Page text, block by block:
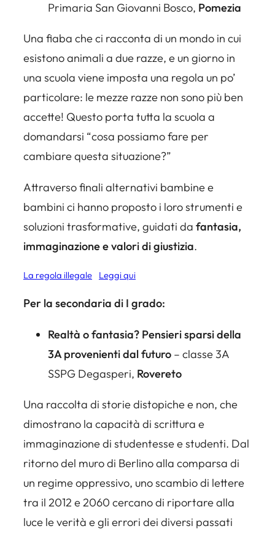
Primaria San Giovanni Bosco, Pomezia
Una fiaba che ci racconta di un mondo in cui
esistono animali a due razze, e un giorno in
una scuola viene imposta una regola un po’
particolare: le mezze razze non sono più ben
accette! Questo porta tutta la scuola a
domandarsi “cosa possiamo fare per
cambiare questa situazione?”
Attraverso finali alternativi bambine e
bambini ci hanno proposto i loro strumenti e
soluzioni trasformative, guidati da fantasia,
immaginazione evalori di giustizia.
La regola illegale Leggi qui
Per la secondaria di I grado:
Realtà o fantasia? Pensieri sparsi della
3A provenienti dal futuro – classe 3A
SSPG Degasperi, Rovereto
Una raccolta di storie distopiche e non, che
dimostrano la capacità di scrittura e
immaginazione di studentesse e studenti. Dal
ritorno del muro di Berlino alla comparsa di
un regime oppressivo, uno scambio di lettere
tra il 2012 e 2060 cercano di riportare alla
luce le verità e gli errori dei diversi passati